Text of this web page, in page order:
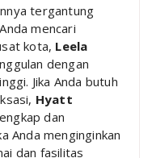
tergantung
mencari
kota, Leela
dengan
Jika Anda butuh
Hyatt
dan
Anda menginginkan
dan fasilitas